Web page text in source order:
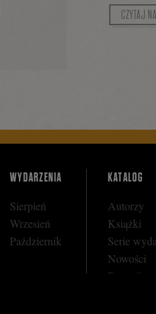
CZYTAJ
WYDARZENIA
Sierpień
Wrzesień
Październik
KATALOG
Autorzy
Książki
Serie
Nowości
Bestsellery